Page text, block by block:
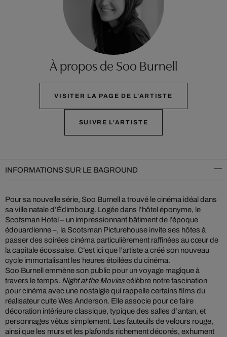
À propos de Soo Burnell
VISITER LA PAGE DE L'ARTISTE
SUIVRE L'ARTISTE
INFORMATIONS SUR LE BAGROUND
Pour sa nouvelle série, Soo Burnell a trouvé le cinéma idéal dans
sa ville natale d’Édimbourg. Logée dans l’hôtel éponyme, le
Scotsman Hotel – un impressionnant bâtiment de l’époque
édouardienne –, la Scotsman Picturehouse invite ses hôtes à
passer des soirées cinéma particulièrement raffinées au cœur de
la capitale écossaise. C’est ici que l’artiste a créé son nouveau
cycle immortalisant les heures étoilées du cinéma.
Soo Burnell emmène son public pour un voyage magique à
travers le temps. Night at the Moviescélèbre notre fascination
pour cinéma avec une nostalgie qui rappelle certains films du
réalisateur culte Wes Anderson. Elle associe pour ce faire
décoration intérieure classique, typique des salles d’antan, et
personnages vêtus simplement. Les fauteuils de velours rouge,
ainsi que les murs et les plafonds richement décorés, exhument